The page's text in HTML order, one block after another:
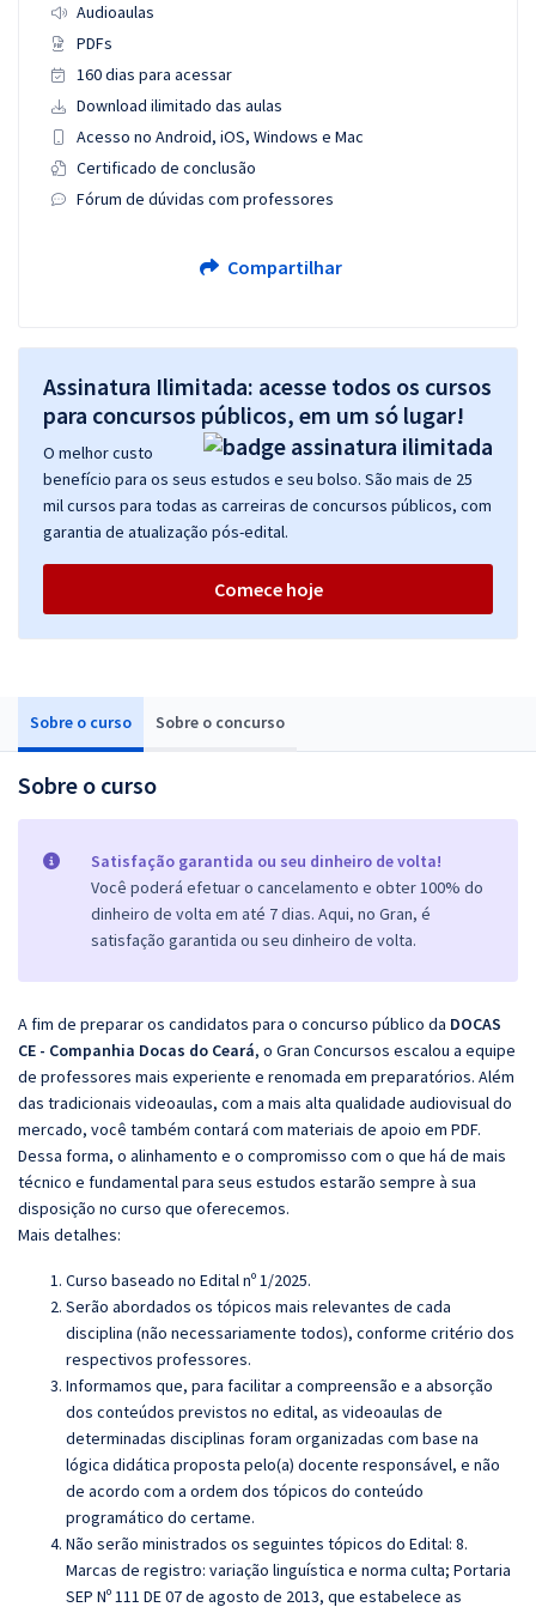
Sobre o curso Sobre o concurso
Sobre o curso
Satisfação garantida ou seu dinheiro de volta!
Você poderá efetuar o cancelamento e obter 100% do
dinheiro de volta em até 7 dias. Aqui, no Gran, é
satisfação garantida ou seu dinheiro de volta.
A fim de preparar os candidatos para o concurso público da DOCAS
CE - Companhia Docas do Ceará, o Gran Concursos escalou a equipe
de professores mais experiente e renomada em preparatórios. Além
das tradicionais videoaulas, com a mais alta qualidade audiovisual do
mercado, você também contará com materiais de apoio em PDF.
Dessa forma, o alinhamento e o compromisso com o que há de mais
técnico e fundamental para seus estudos estarão sempre à sua
disposição no curso que oferecemos.
Mais detalhes:
Curso baseado no Edital nº 1/2025.
Serão abordados os tópicos mais relevantes de cada
disciplina (não necessariamente todos), conforme critério dos
respectivos professores.
Informamos que, para facilitar a compreensão e a absorção
dos conteúdos previstos no edital, as videoaulas de
determinadas disciplinas foram organizadas com base na
lógica didática proposta pelo(a) docente responsável, e não
de acordo com a ordem dos tópicos do conteúdo
programático do certame.
Não serão ministrados os seguintes tópicos do Edital: 8.
Marcas de registro: variação linguística e norma culta; Portaria
SEP Nº 111 DE 07 de agosto de 2013, que estabelece as
Audioaulas
PDFs
160 dias para acessar
Download ilimitado das aulas
Acesso no Android, iOS, Windows e Mac
Certificado de conclusão
Fórum de dúvidas com professores
Compartilhar
Assinatura Ilimitada: acesse todos os cursos
para concursos públicos, em um só lugar!
O melhor custo
benefício para os seus estudos e seu bolso. São mais de 25
mil cursos para todas as carreiras de concursos públicos, com
garantia de atualização pós-edital.
Comece hoje